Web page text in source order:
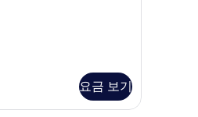
요금 보기